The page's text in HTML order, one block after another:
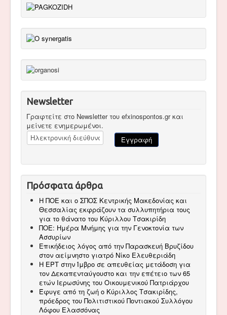
Newsletter
Γραφτείτε στο Newsletter του efxinospontos.gr και
μείνετε ενημερωμένοι.
Πρόσφατα άρθρα
Η ΠΟΕ και ο ΣΠΟΣ Κεντρικής Μακεδονίας και
Θεσσαλίας εκφράζουν τα συλλυπητήρια τους
για το θάνατο του Κύριλλου Τσακιρίδη
ΠΟΕ: Ημέρα Μνήμης για την Γενοκτονία των
Ασσυρίων
Επικήδειος λόγος από την Παρασκευή Βρυζίδου
στον αείμνηστο γιατρό Νίκο Ελευθεριάδη
Η ΕΡΤ στην Ίμβρο σε απευθείας μετάδοση για
τον Δεκαπενταύγουστο και την επέτειο των 65
ετών Ιερωσύνης του Οικουμενικού Πατριάρχου
Έφυγε από τη ζωή ο Κύριλλος Τσακιρίδης,
πρόεδρος του Πολιτιστικού Ποντιακού Συλλόγου
Λόφου Ελασσόνας